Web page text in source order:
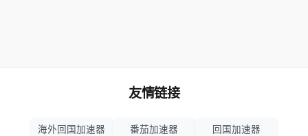
友情链接
海外回国加速器 番茄加速器 回国加速器